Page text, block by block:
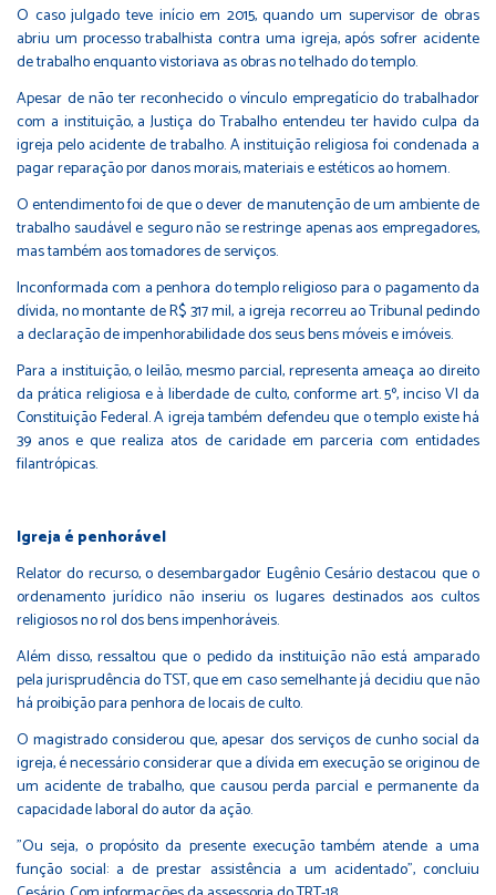
O caso julgado teve início em 2015, quando um supervisor de obras
abriu um processo trabalhista contra uma igreja, após sofrer acidente
de trabalho enquanto vistoriava as obras no telhado do templo.
Apesar de não ter reconhecido o vínculo empregatício do trabalhador
com a instituição, a Justiça do Trabalho entendeu ter havido culpa da
igreja pelo acidente de trabalho. A instituição religiosa foi condenada a
pagar reparação por danos morais, materiais e estéticos ao homem.
O entendimento foi de que o dever de manutenção de um ambiente de
trabalho saudável e seguro não se restringe apenas aos empregadores,
mas também aos tomadores de serviços.
Inconformada com a penhora do templo religioso para o pagamento da
dívida, no montante de R$ 317 mil, a igreja recorreu ao Tribunal pedindo
a declaração de impenhorabilidade dos seus bens móveis e imóveis.
Para a instituição, o leilão, mesmo parcial, representa ameaça ao direito
da prática religiosa e à liberdade de culto, conforme art. 5º, inciso VI da
Constituição Federal. A igreja também defendeu que o templo existe há
39 anos e que realiza atos de caridade em parceria com entidades
filantrópicas.
Igreja é penhorável
Relator do recurso, o desembargador Eugênio Cesário destacou que o
ordenamento jurídico não inseriu os lugares destinados aos cultos
religiosos no rol dos bens impenhoráveis.
Além disso, ressaltou que o pedido da instituição não está amparado
pela jurisprudência do TST, que em caso semelhante já decidiu que não
há proibição para penhora de locais de culto.
O magistrado considerou que, apesar dos serviços de cunho social da
igreja, é necessário considerar que a dívida em execução se originou de
um acidente de trabalho, que causou perda parcial e permanente da
capacidade laboral do autor da ação.
"Ou seja, o propósito da presente execução também atende a uma
função social: a de prestar assistência a um acidentado", concluiu